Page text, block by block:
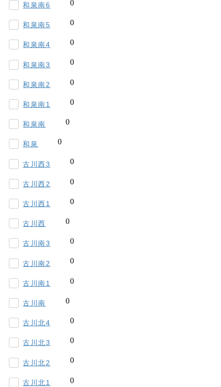
和泉南6
和泉南5
和泉南4
和泉南3
和泉南2
和泉南1
和泉南
和泉
古川西3
古川西2
古川西1
古川西
古川南3
古川南2
古川南1
古川南
古川北4
古川北3
古川北2
古川北1